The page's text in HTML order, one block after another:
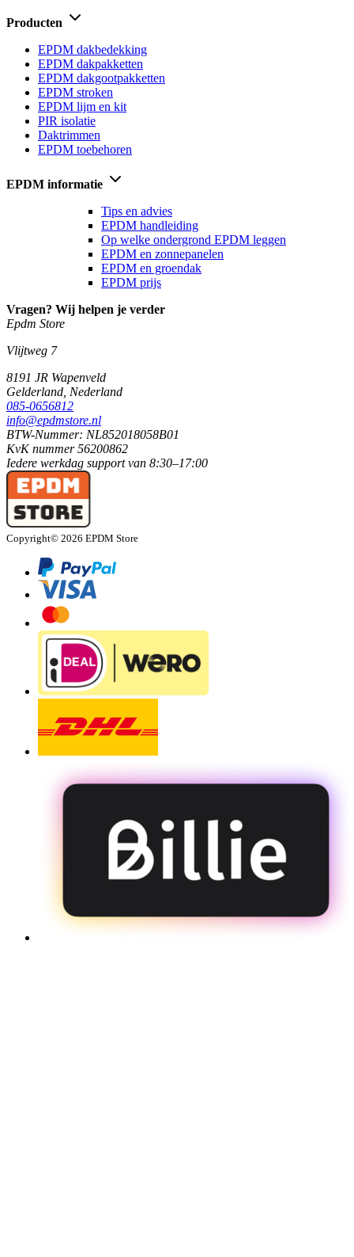
Producten
EPDM dakbedekking
EPDM dakpakketten
EPDM dakgootpakketten
EPDM stroken
EPDM lijm en kit
PIR isolatie
Daktrimmen
EPDM toebehoren
EPDM informatie
Tips en advies
EPDM handleiding
Op welke ondergrond EPDM leggen
EPDM en zonnepanelen
EPDM en groendak
EPDM prijs
Vragen? Wij helpen je verder
Epdm Store
Vlijtweg 7
8191 JR Wapenveld
Gelderland, Nederland
085-0656812
info@epdmstore.nl
BTW-Nummer: NL852018058B01
KvK nummer 56200862
Iedere werkdag support van 8:30–17:00
Copyright© 2026 EPDM Store